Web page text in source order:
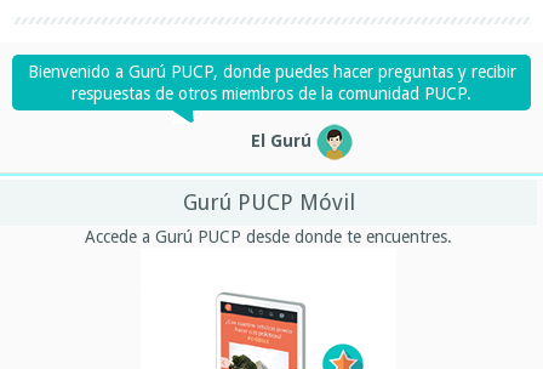
Bienvenido a Gurú PUCP, donde puedes hacer preguntas y recibir
respuestas de otros miembros de la comunidad PUCP.
El Gurú
Gurú PUCP Móvil
Accede a Gurú PUCP desde donde te encuentres.